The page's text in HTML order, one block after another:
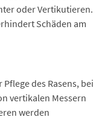
oder Vertikutieren.
Schäden am
des Rasens, bei
vertikalen Messern
werden